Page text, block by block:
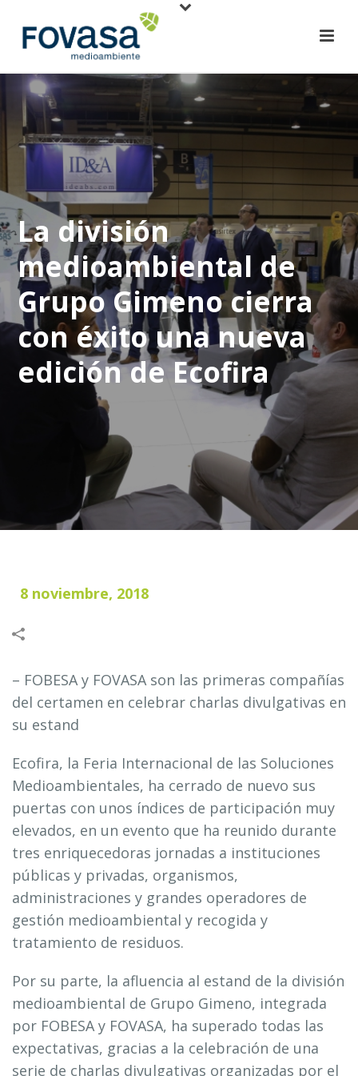
La división
medioambiental de
Grupo Gimeno cierra
con éxito una nueva
edición de Ecofira
8 noviembre, 2018
– FOBESA y FOVASA son las primeras compañías
del certamen en celebrar charlas divulgativas en
su estand
Ecofira, la Feria Internacional de las Soluciones
Medioambientales, ha cerrado de nuevo sus
puertas con unos índices de participación muy
elevados, en un evento que ha reunido durante
tres enriquecedoras jornadas a instituciones
públicas y privadas, organismos,
administraciones y grandes operadores de
gestión medioambiental y recogida y
tratamiento de residuos.
Por su parte, la afluencia al estand de la división
medioambiental de Grupo Gimeno, integrada
por FOBESA y FOVASA, ha superado todas las
expectativas, gracias a la celebración de una
serie de charlas divulgativas organizadas por el